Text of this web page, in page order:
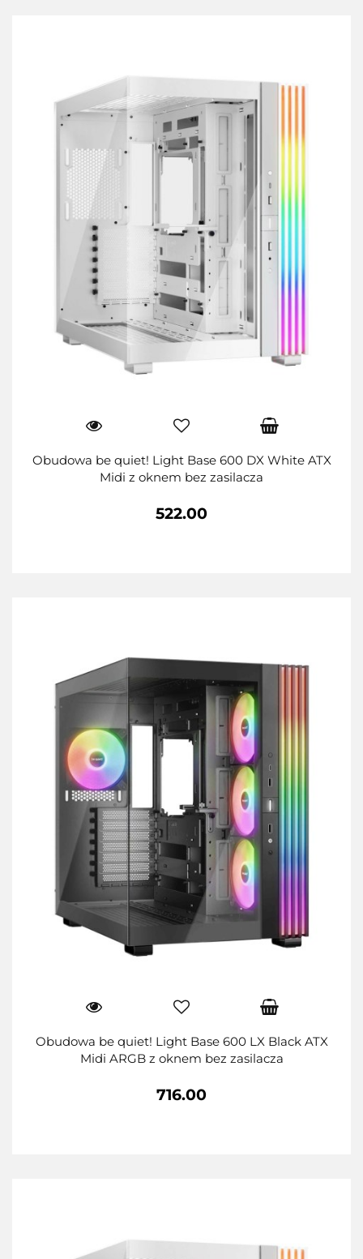
Obudowa be quiet! Light Base 600 DX White ATX
Midi z oknem bez zasilacza
522.00
Obudowa be quiet! Light Base 600 LX Black ATX
Midi ARGB z oknem bez zasilacza
716.00